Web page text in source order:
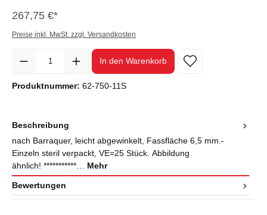
267,75 €*
Preise inkl. MwSt. zzgl. Versandkosten
In den Warenkorb
Produktnummer: 62-750-11S
Beschreibung
nach Barraquer, leicht abgewinkelt, Fassfläche 6,5 mm.-
Einzeln steril verpackt, VE=25 Stück. Abbildung
ähnlich! ***********… Mehr
Bewertungen